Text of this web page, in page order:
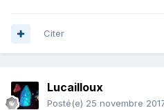
Citer
Lucailloux
Posté(e) 25 novembre